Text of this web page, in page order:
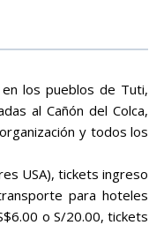
los pueblos de Tuti,
al Cañón del Colca,
y todos los
USA), tickets ingreso
para hoteles
o S/20.00, tickets